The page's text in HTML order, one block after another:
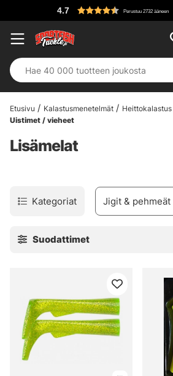
4.7 Perustuu 2732 ääneen
Etusivu Kalastusmenetelmät
Heittokalastus
Uistimet / vieheet
Lisämelat
Kategoriat Jigit &
Suodattimet